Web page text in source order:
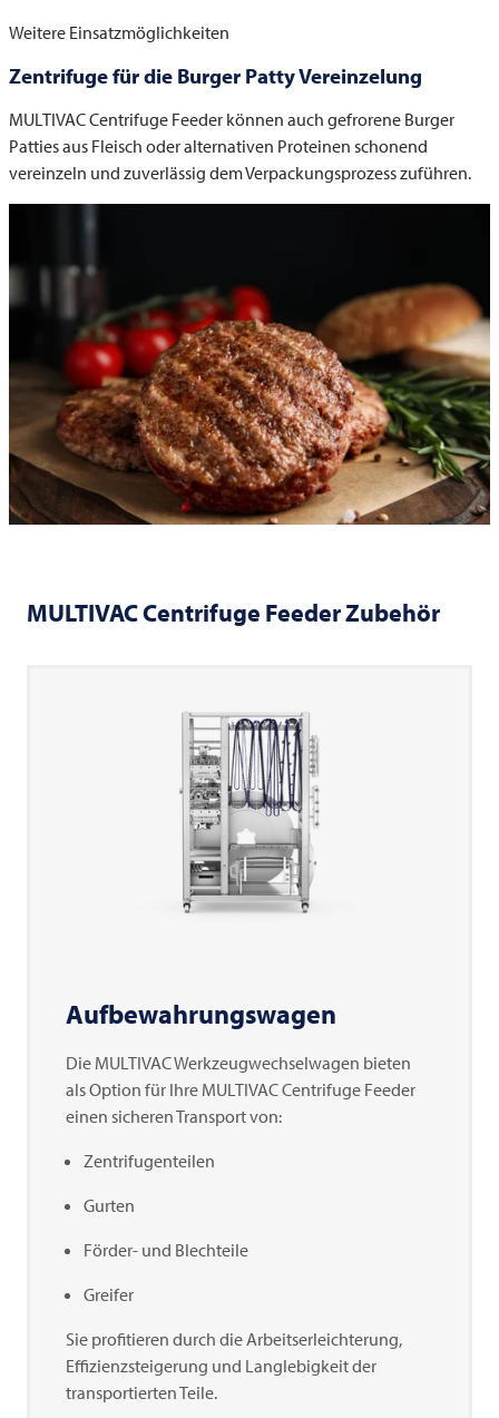
Weitere Einsatzmöglichkeiten
Zentrifuge für die Burger Patty Vereinzelung
MULTIVACCentrifuge Feeder können auch gefrorene Burger
Patties aus Fleisch oder alternativen Proteinen schonend
vereinzeln und zuverlässig dem Verpackungsprozess zuführen.
MULTIVACCentrifuge Feeder Zubehör
Aufbewahrungswagen
Die MULTIVACWerkzeugwechselwagen bieten
als Option für Ihre MULTIVACCentrifuge Feeder
einen sicheren Transport von:
Zentrifugenteilen
Gurten
Förder- und Blechteile
Greifer
Sie profitieren durch die Arbeitserleichterung,
Effizienzsteigerung und Langlebigkeit der
transportierten Teile.